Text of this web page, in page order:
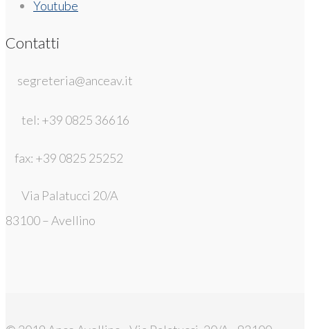
Youtube
Contatti
segreteria@anceav.it
tel: +39 0825 36616
fax: +39 0825 25252
Via Palatucci 20/A
83100 – Avellino